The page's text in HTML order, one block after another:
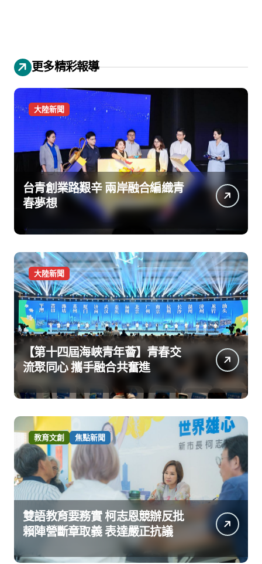
更多精彩報導
大陸新聞
台青創業路艱辛 兩岸融合編織青
春夢想
大陸新聞
【第十四屆海峽青年薈】青春交
流聚同心 攜手融合共奮進
教育文創 焦點新聞
雙語教育要務實 柯志恩競辦反批
賴陣營斷章取義 表達嚴正抗議